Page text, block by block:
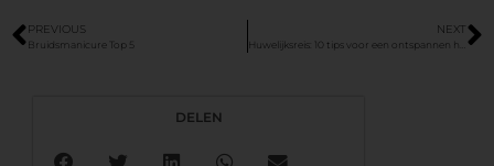
DELEN
PREVIOUS
Bruidsmanicure Top 5
NEXT